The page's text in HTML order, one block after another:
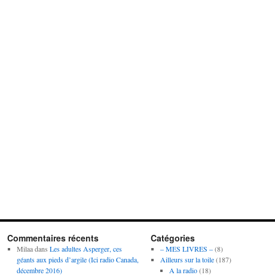
Commentaires récents
Milaadans Les adultes Asperger, ces
géants aux pieds d’argile (Ici radio Canada,
décembre 2016)
Catégories
– MES LIVRES –(8)
Ailleurs sur la toile(187)
A la radio(18)